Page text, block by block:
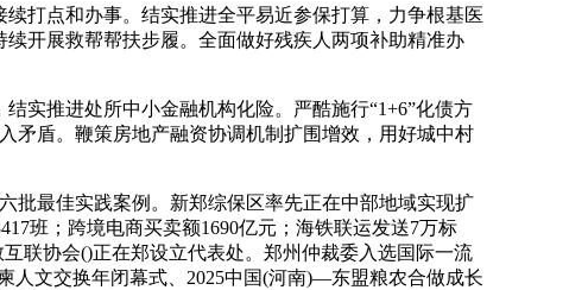
打点和办事。结实推进全平易近参保打算，力争根基医
开展救帮帮扶步履。全面做好残疾人两项补助精准办
推进处所中小金融机构化险。严酷施行“1+6”化债方
矛盾。鞭策房地产融资协调机制扩围增效，用好城中村
最佳实践案例。新郑综保区率先正在中部地域实现扩
班；跨境电商买卖额1690亿元；海铁联运发送7万标
联协会()正在郑设立代表处。郑州仲裁委入选国际一流
人文交换年闭幕式、2025中国(河南)—东盟粮农合做成长